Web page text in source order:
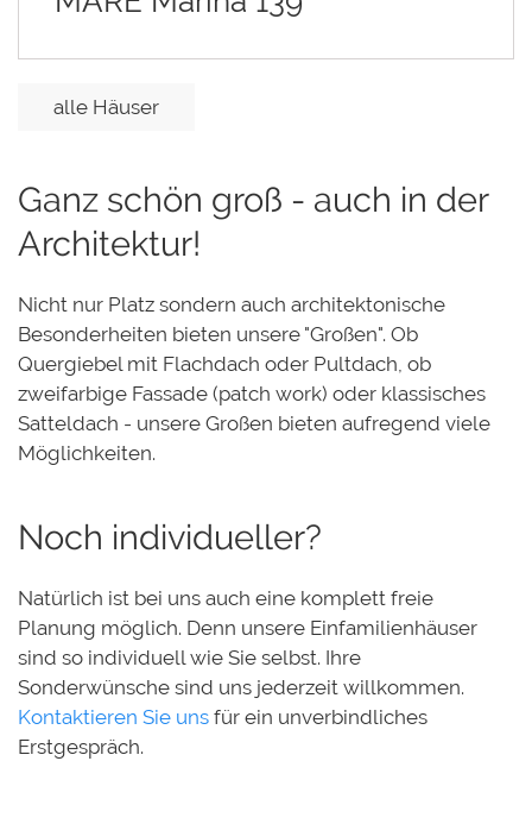
alle Häuser
Ganz schön groß - auch in der
Architektur!
Nicht nur Platz sondern auch architektonische
Besonderheiten bieten unsere "Großen". Ob
Quergiebel mit Flachdach oder Pultdach, ob
zweifarbige Fassade (patch work) oder klassisches
Satteldach - unsere Großen bieten aufregend viele
Möglichkeiten.
Noch individueller?
Natürlich ist bei uns auch eine komplett freie
Planung möglich. Denn unsere Einfamilienhäuser
sind so individuell wie Sie selbst. Ihre
Sonderwünsche sind uns jederzeit willkommen.
Kontaktieren Sie uns für ein unverbindliches
Erstgespräch.